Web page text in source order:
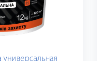
универсальная